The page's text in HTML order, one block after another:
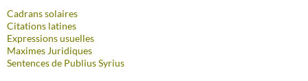
Cadrans solaires
Citations latines
Expressions usuelles
Maximes Juridiques
Sentences de Publius Syrius